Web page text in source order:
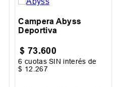
Campera Abyss
Deportiva
$ 73.600
6 cuotas SIN interés de
$ 12.267